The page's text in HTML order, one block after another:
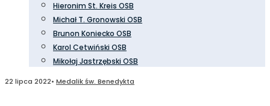
Hieronim St. Kreis OSB
Michał T. Gronowski OSB
Brunon Koniecko OSB
Karol Cetwiński OSB
Mikołaj Jastrzębski OSB
22 lipca 2022• Medalik św. Benedykta